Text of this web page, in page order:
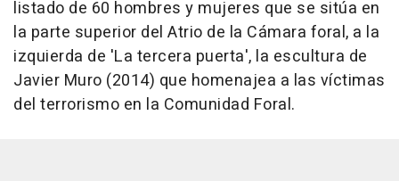
listado de 60 hombres y mujeres que se sitúa en
la parte superior del Atrio de la Cámara foral, a la
izquierda de 'La tercera puerta', la escultura de
Javier Muro (2014) que homenajea a las víctimas
del terrorismo en la Comunidad Foral.